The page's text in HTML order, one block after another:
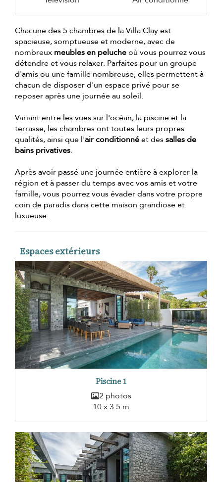
Chacune des 5 chambres de la Villa Clay est
spacieuse, somptueuse et moderne, avec de
nombreux meubles en pelucheoù vous pourrez vous
détendre et vous relaxer. Parfaites pour un groupe
d'amis ou une famille nombreuse, elles permettent à
chacun de disposer d'un espace privé pour se
reposer après une journée au soleil.
Variant entre les vues sur l'océan, la piscine et la
terrasse, les chambres ont toutes leurs propres
qualités, ainsi que l'air conditionnéet dessalles de
bains privatives.
Après avoir passé une journée entière à explorer la
région et à passer du temps avec vos amis et votre
famille, vous pourrez vous évader dans votre propre
coin de paradis dans cette maison grandiose et
luxueuse.
Espaces extérieurs
Piscine 1
2 photos
10 x 3.5 m